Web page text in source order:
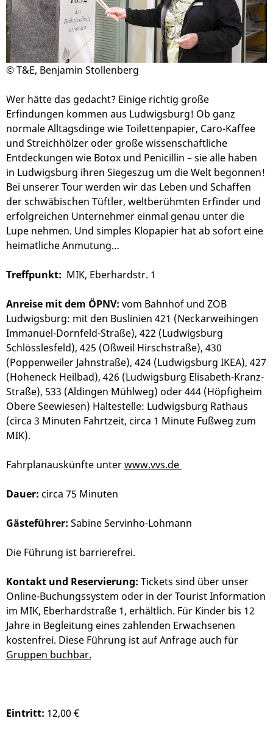
© T&E, Benjamin Stollenberg
Wer hätte das gedacht? Einige richtig große
Erfindungen kommen aus Ludwigsburg! Ob ganz
normale Alltagsdinge wie Toilettenpapier, Caro-Kaffee
und Streichhölzer oder große wissenschaftliche
Entdeckungen wie Botox und Penicillin – sie alle haben
in Ludwigsburg ihren Siegeszug um die Welt begonnen!
Bei unserer Tour werden wir das Leben und Schaffen
der schwäbischen Tüftler, weltberühmten Erfinder und
erfolgreichen Unternehmer einmal genau unter die
Lupe nehmen. Und simples Klopapier hat ab sofort eine
heimatliche Anmutung…
Treffpunkt: MIK, Eberhardstr. 1
Anreise mit dem ÖPNV: vom Bahnhof und ZOB
Ludwigsburg: mit den Buslinien 421 (Neckarweihingen
Immanuel-Dornfeld-Straße), 422 (Ludwigsburg
Schlösslesfeld), 425 (Oßweil Hirschstraße), 430
(Poppenweiler Jahnstraße), 424 (Ludwigsburg IKEA), 427
(Hoheneck Heilbad), 426 (Ludwigsburg Elisabeth-Kranz-
Straße), 533 (Aldingen Mühlweg) oder 444 (Höpfigheim
Obere Seewiesen) Haltestelle: Ludwigsburg Rathaus
(circa 3 Minuten Fahrtzeit, circa 1 Minute Fußweg zum
MIK).
Fahrplanauskünfte unterwww.vvs.de
Dauer: circa 75 Minuten
Gästeführer: Sabine Servinho-Lohmann
Die Führung ist barrierefrei.
Kontakt und Reservierung: Tickets sind über unser
Online-Buchungssystem oder in der Tourist Information
im MIK, Eberhardstraße 1, erhältlich. Für Kinder bis 12
Jahre in Begleitung eines zahlenden Erwachsenen
kostenfrei. Diese Führung ist auf Anfrage auch für
Gruppen buchbar.
Eintritt: 12,00 €